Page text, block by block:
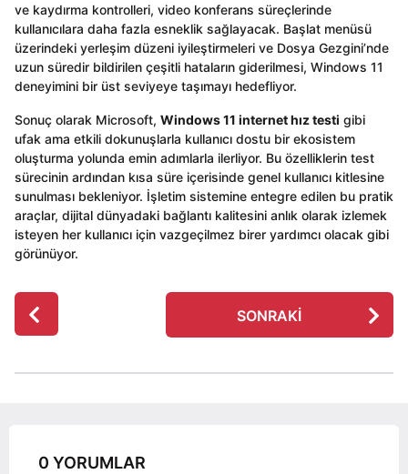
ve kaydırma kontrolleri, video konferans süreçlerinde
kullanıcılara daha fazla esneklik sağlayacak. Başlat menüsü
üzerindeki yerleşim düzeni iyileştirmeleri ve Dosya Gezgini’nde
uzun süredir bildirilen çeşitli hataların giderilmesi, Windows 11
deneyimini bir üst seviyeye taşımayı hedefliyor.
Sonuç olarak Microsoft, Windows 11 internet hız testi gibi
ufak ama etkili dokunuşlarla kullanıcı dostu bir ekosistem
oluşturma yolunda emin adımlarla ilerliyor. Bu özelliklerin test
sürecinin ardından kısa süre içerisinde genel kullanıcı kitlesine
sunulması bekleniyor. İşletim sistemine entegre edilen bu pratik
araçlar, dijital dünyadaki bağlantı kalitesini anlık olarak izlemek
isteyen her kullanıcı için vazgeçilmez birer yardımcı olacak gibi
görünüyor.
P
o
t
SONRAKI
0 YORUMLAR